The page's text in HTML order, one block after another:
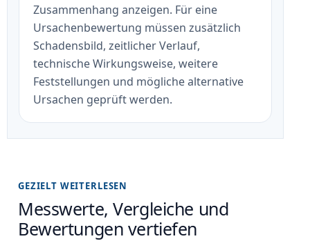
Zusammenhang anzeigen. Für eine
Ursachenbewertung müssen zusätzlich
Schadensbild, zeitlicher Verlauf,
technische Wirkungsweise, weitere
Feststellungen und mögliche alternative
Ursachen geprüft werden.
GEZIELT WEITERLESEN
Messwerte, Vergleiche und
Bewertungen vertiefen